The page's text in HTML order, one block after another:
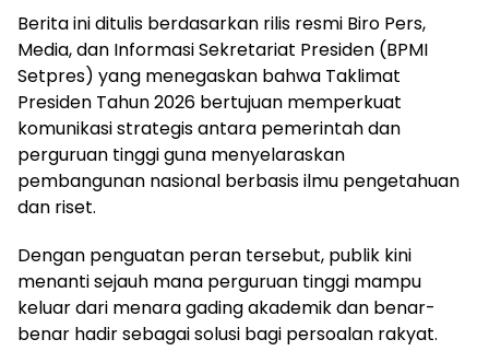
Berita ini ditulis berdasarkan rilis resmi Biro Pers,
Media, dan Informasi Sekretariat Presiden (BPMI
Setpres) yang menegaskan bahwa Taklimat
Presiden Tahun 2026 bertujuan memperkuat
komunikasi strategis antara pemerintah dan
perguruan tinggi guna menyelaraskan
pembangunan nasional berbasis ilmu pengetahuan
dan riset.
Dengan penguatan peran tersebut, publik kini
menanti sejauh mana perguruan tinggi mampu
keluar dari menara gading akademik dan benar-
benar hadir sebagai solusi bagi persoalan rakyat.